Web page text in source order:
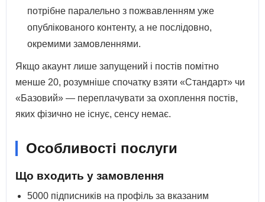
потрібне паралельно з пожвавленням уже
опублікованого контенту, а не послідовно,
окремими замовленнями.
Якщо акаунт лише запущений і постів помітно
менше 20, розумніше спочатку взяти «Стандарт» чи
«Базовий» — переплачувати за охоплення постів,
яких фізично не існує, сенсу немає.
Особливості послуги
Що входить у замовлення
5000 підписників на профіль за вказаним